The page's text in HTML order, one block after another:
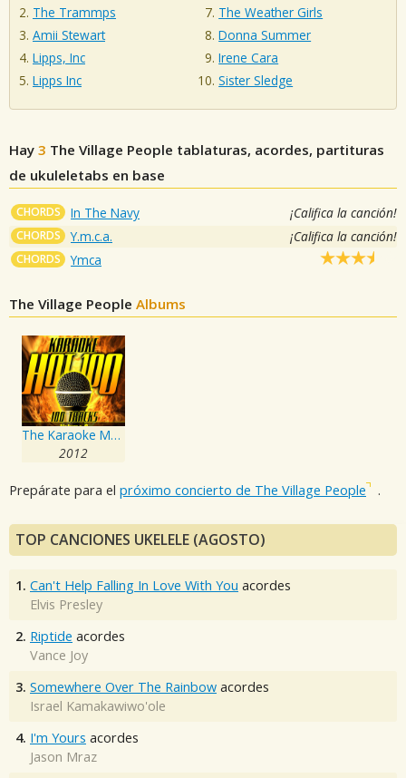
The Trammps
Amii Stewart
Lipps, Inc
Lipps Inc
The Weather Girls
Donna Summer
Irene Cara
Sister Sledge
Hay 3 The Village People tablaturas, acordes, partituras
de ukuleletabs en base
CHORDS In The Navy ¡Califica la canción!
CHORDS Y.m.c.a. ¡Califica la canción!
CHORDS Ymca
The Village People Albums
The Karaoke Machine Presents - Karaoke Hot 100, Vol. 8
2012
Prepárate para el próximo concierto de The Village People .
TOP CANCIONES UKELELE (AGOSTO)
1. Can't Help Falling In Love With You acordes
Elvis Presley
2. Riptide acordes
Vance Joy
3. Somewhere Over The Rainbow acordes
Israel Kamakawiwo'ole
4. I'm Yours acordes
Jason Mraz